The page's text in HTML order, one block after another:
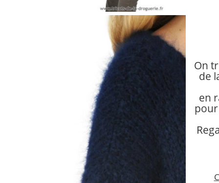
On
de
en